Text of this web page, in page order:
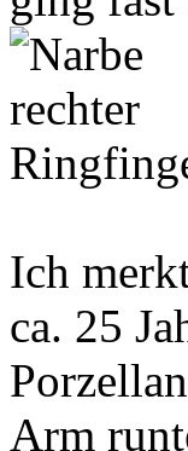
Ich
ca. 25
Arm